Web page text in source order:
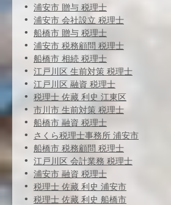
浦安市 贈与 税理士
浦安市 会社設立 税理士
船橋市 贈与 税理士
浦安市 税務顧問 税理士
船橋市 相続 税理士
江戸川区 生前対策 税理士
江戸川区 融資 税理士
税理士 佐藏 利史 江東区
市川市 生前対策 税理士
船橋市 融資 税理士
さくら税理士事務所 浦安市
船橋市 税務顧問 税理士
江戸川区 会計業務 税理士
浦安市 融資 税理士
税理士 佐藏 利史 浦安市
税理士 佐藏 利史 船橋市